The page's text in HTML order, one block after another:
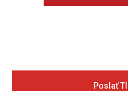
Poslať